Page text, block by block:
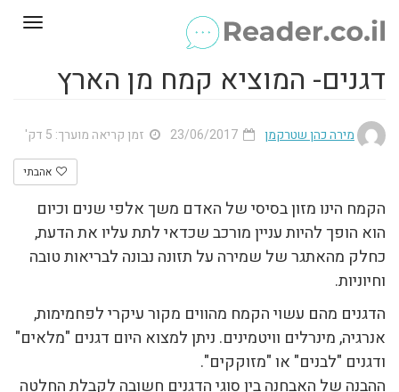
דגנים- המוציא קמח מן הארץ
מירה כהן שטרקמן זמן קריאה מוערך: 5 דק'
אהבתי
הקמח הינו מזון בסיסי של האדם משך אלפי שנים וכיום
הוא הופך להיות עניין מורכב שכדאי לתת עליו את הדעת,
כחלק מהאתגר של שמירה על תזונה נבונה לבריאות טובה
וחיוניות.
הדגנים מהם עשוי הקמח מהווים מקור עיקרי לפחמימות,
אנרגיה, מינרלים וויטמינים. ניתן למצוא היום דגנים "מלאים"
ודגנים "לבנים" או "מזוקקים".
ההבנה של האבחנה בין סוגי הדגנים חשובה לקבלת החלטה